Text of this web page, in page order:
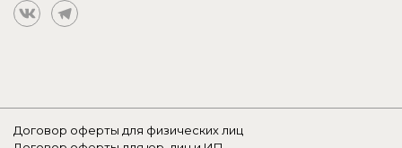
Договор оферты для физических лиц